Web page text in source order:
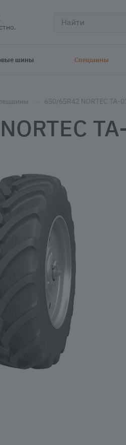
шины Спецшины
650/65R42 NORTEC TA-